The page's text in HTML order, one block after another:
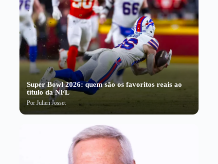
Super Bowl 2026: quem são os favoritos reais ao
título da NFL
Por Julien Josset